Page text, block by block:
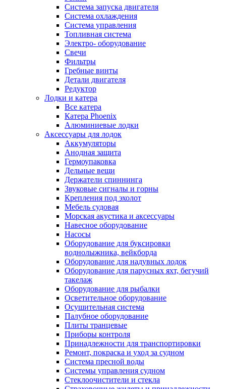
Система запуска двигателя
Система охлаждения
Система управления
Топливная система
Электро- оборудование
Свечи
Фильтры
Гребные винты
Детали двигателя
Редуктор
Лодки и катера
Все катера
Катера Phoenix
Алюминиевые лодки
Аксессуары для лодок
Аккумуляторы
Анодная защита
Гермоупаковка
Дельные вещи
Держатели спиннинга
Звуковые сигналы и горны
Крепления под эхолот
Мебель судовая
Морская акустика и аксессуары
Навесное оборудование
Насосы
Оборудование для буксировки
воднолыжника, вейкборда
Оборудование для надувных лодок
Оборудование для парусных яхт, бегучий
такелаж
Оборудование для рыбалки
Осветительное оборудование
Осушительная система
Палубное оборудование
Плиты транцевые
Приборы контроля
Принадлежности для транспортировки
Ремонт, покраска и уход за судном
Система пресной воды
Системы управления судном
Стеклоочистители и стекла